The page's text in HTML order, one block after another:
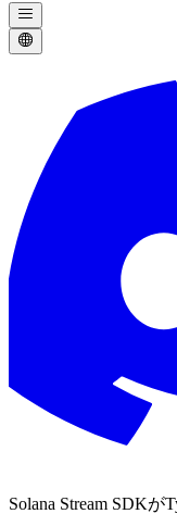
Solana Stream SDKが